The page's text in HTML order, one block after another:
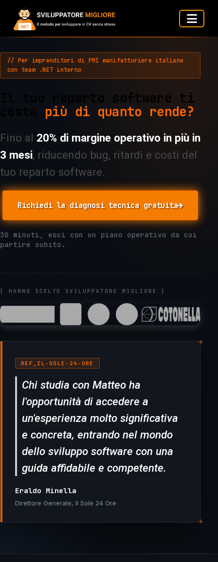
// Per imprenditori di PMI manifatturiere italiane
con team .NET interno
Il tuo reparto software ti
più di quanto rende?
Fino al 20% di margine operativo in più in
3 mesi, riducendo bug, ritardi e costi del
tuo reparto software.
Richiedi la diagnosi tecnica gratuita
30 minuti, esci con un piano operativo da cui
partire subito.
[ HANNO SCELTO SVILUPPATORE MIGLIORE ]
+
+
REF_IL-SOLE-24-ORE
Chi studia con Matteo ha
l'opportunità di accedere a
un'esperienza molto significativa
e concreta, entrando nel mondo
dello sviluppo software con una
guida affidabile e competente.
Eraldo Minella
Direttore Generale, Il Sole 24 Ore